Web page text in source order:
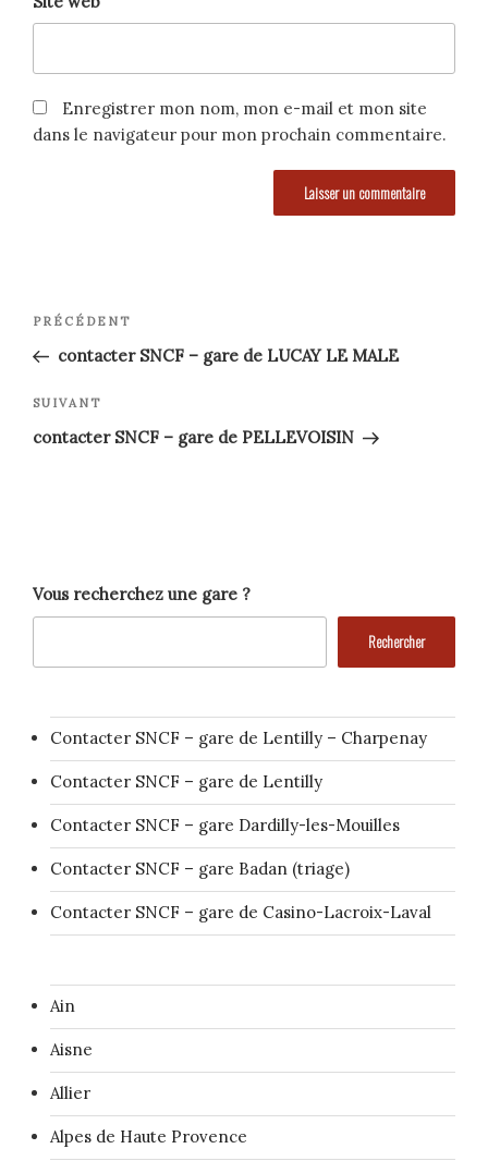
Enregistrer mon nom, mon e-mail et mon site
dans le navigateur pour mon prochain commentaire.
Navigation
de
l’article
Article
précédent
PRÉCÉDENT
contacter SNCF – gare de LUCAY LE MALE
Article
suivant
SUIVANT
contacter SNCF – gare de PELLEVOISIN
Vous recherchez une gare ?
Rechercher
Contacter SNCF – gare de Lentilly – Charpenay
Contacter SNCF – gare de Lentilly
Contacter SNCF – gare Dardilly-les-Mouilles
Contacter SNCF – gare Badan (triage)
Contacter SNCF – gare de Casino-Lacroix-Laval
Ain
Aisne
Allier
Alpes de Haute Provence